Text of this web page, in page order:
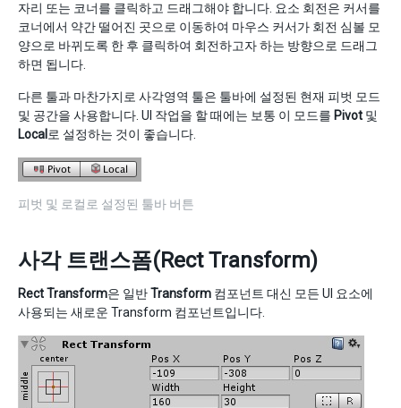
자리 또는 코너를 클릭하고 드래그해야 합니다. 요소 회전은 커서를
코너에서 약간 떨어진 곳으로 이동하여 마우스 커서가 회전 심볼 모
양으로 바뀌도록 한 후 클릭하여 회전하고자 하는 방향으로 드래그
하면 됩니다.
다른 툴과 마찬가지로 사각영역 툴은 툴바에 설정된 현재 피벗 모드
및 공간을 사용합니다. UI 작업을 할 때에는 보통 이 모드를 Pivot 및
Local 로 설정하는 것이 좋습니다.
피벗 및 로컬로 설정된 툴바 버튼
사각 트랜스폼(Rect Transform)
Rect Transform은 일반Transform 컴포넌트 대신 모든 UI 요소에
사용되는 새로운 Transform 컴포넌트입니다.